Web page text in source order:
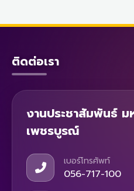
ติดต่อเรา
งานประชาสัมพันธ์ ม
เพชรบูรณ์
เบอร์โทรศัพท์
056-717-100